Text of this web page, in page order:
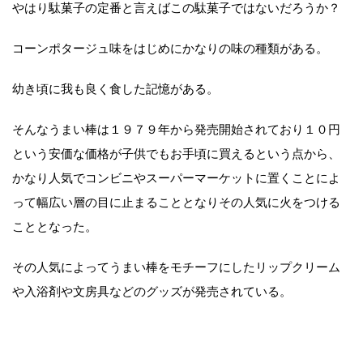
やはり駄菓子の定番と言えばこの駄菓子ではないだろうか？
コーンポタージュ味をはじめにかなりの味の種類がある。
幼き頃に我も良く食した記憶がある。
そんなうまい棒は１９７９年から発売開始されており１０円
という安価な価格が子供でもお手頃に買えるという点から、
かなり人気でコンビニやスーパーマーケットに置くことによ
って幅広い層の目に止まることとなりその人気に火をつける
こととなった。
その人気によってうまい棒をモチーフにしたリップクリーム
や入浴剤や文房具などのグッズが発売されている。